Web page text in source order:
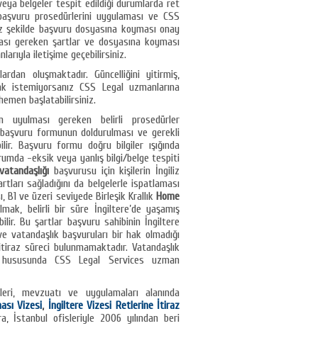
belgeler tespit edildiği durumlarda ret
prosedürlerini uygulaması ve CSS
başvuru dosyasına koyması onay
gereken şartlar ve dosyasına koyması
iletişime geçebilirsiniz.
oluşmaktadır. Güncelliğini yitirmiş,
CSS Legal uzmanlarına
başlatabilirsiniz.
uyulması gereken belirli prosedürler
formunun doldurulması ve gerekli
Başvuru formu doğru bilgiler ışığında
-eksik veya yanlış bilgi/belge tespiti
başvurusu için kişilerin İngiliz
sağladığını da belgelerle ispatlaması
B1 ve üzeri seviyede Birleşik Krallık Home
belirli bir süre İngiltere’de yaşamış
Bu şartlar başvuru sahibinin İngiltere
başvuruları bir hak olmadığı
süreci bulunmamaktadır. Vatandaşlık
CSS Legal Services uzman
mevzuatı ve uygulamaları alanında
Vizesi, İngiltere Vizesi Retlerine İtiraz
İstanbul ofisleriyle 2006 yılından beri